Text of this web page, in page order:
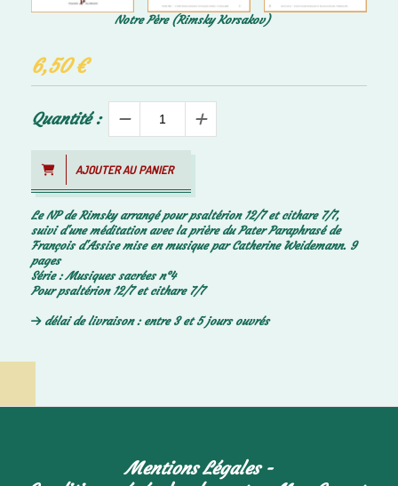
Notre Père (Rimsky Korsakov)
6,50€
Quantité :
AJOUTER AU PANIER
Le NP de Rimsky arrangé pour psaltérion 12/7 et cithare 7/7,
suivi d'une méditation avec la prière du Pater Paraphrasé de
François d'Assise mise en musique par Catherine Weidemann. 9
pages
Série : Musiques sacrées n°4
Pour psaltérion 12/7 et cithare 7/7
délai de livraison : entre 3 et 5 jours ouvrés
Mentions Légales